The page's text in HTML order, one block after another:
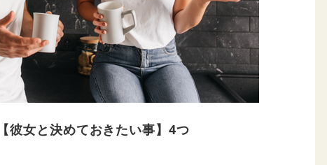
彼女と決めておきたい事】4つ